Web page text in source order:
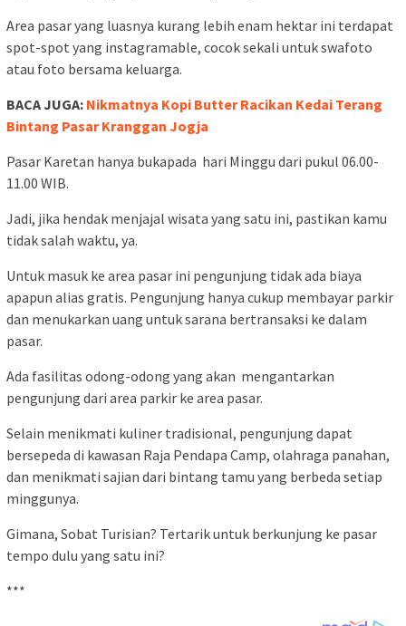
Area pasar yang luasnya kurang lebih enam hektar ini terdapat
spot-spot yang instagramable, cocok sekali untuk swafoto
atau foto bersama keluarga.
BACA JUGA: Nikmatnya Kopi Butter Racikan Kedai Terang
Bintang Pasar Kranggan Jogja
Pasar Karetan hanya bukapada hari Minggu dari pukul 06.00-
11.00 WIB.
Jadi, jika hendak menjajal wisata yang satu ini, pastikan kamu
tidak salah waktu, ya.
Untuk masuk ke area pasar ini pengunjung tidak ada biaya
apapun alias gratis. Pengunjung hanya cukup membayar parkir
dan menukarkan uang untuk sarana bertransaksi ke dalam
pasar.
Ada fasilitas odong-odong yang akan mengantarkan
pengunjung dari area parkir ke area pasar.
Selain menikmati kuliner tradisional, pengunjung dapat
bersepeda di kawasan Raja Pendapa Camp, olahraga panahan,
dan menikmati sajian dari bintang tamu yang berbeda setiap
minggunya.
Gimana, Sobat Turisian? Tertarik untuk berkunjung ke pasar
tempo dulu yang satu ini?
***